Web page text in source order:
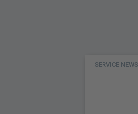
SERVICE NEWS